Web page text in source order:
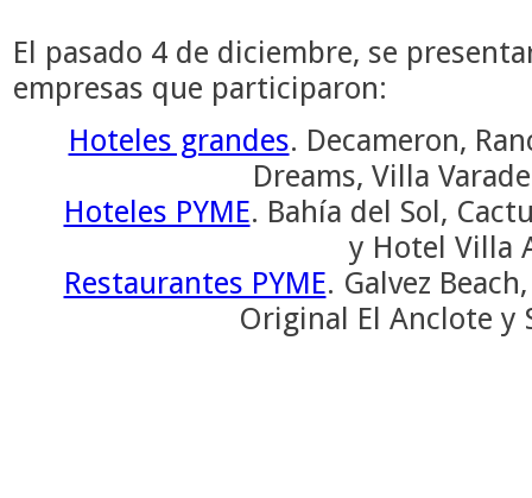
El pasado 4 de diciembre, se
empresas que participaron:
Hoteles grandes. Decameron,
Dreams, Villa
Hoteles PYME. Bahía del Sol,
y Hotel Villa
Restaurantes PYME. Galvez
Original El Anclote y